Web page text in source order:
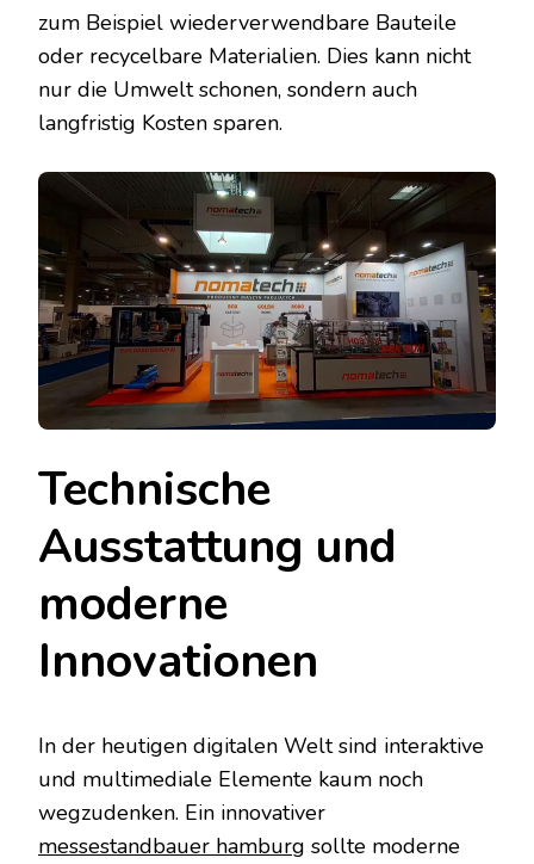
zum Beispiel wiederverwendbare Bauteile
oder recycelbare Materialien. Dies kann nicht
nur die Umwelt schonen, sondern auch
langfristig Kosten sparen.
Technische
Ausstattung und
moderne
Innovationen
In der heutigen digitalen Welt sind interaktive
und multimediale Elemente kaum noch
wegzudenken. Ein innovativer
messestandbauer hamburg sollte moderne